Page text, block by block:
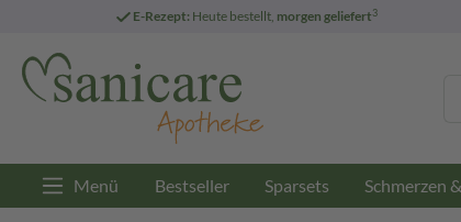
E-Rezept: Heute bestellt, morgen geliefert3
Menü Bestseller Sparsets Schmerzen